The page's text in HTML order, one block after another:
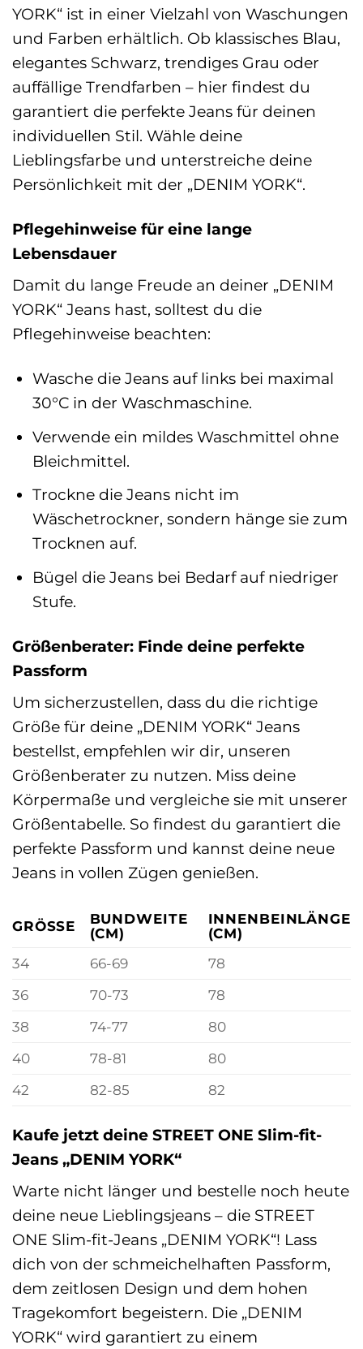
YORK“ ist in einer Vielzahl von Waschungen
und Farben erhältlich. Ob klassisches Blau,
elegantes Schwarz, trendiges Grau oder
auffällige Trendfarben – hier findest du
garantiert die perfekte Jeans für deinen
individuellen Stil. Wähle deine
Lieblingsfarbe und unterstreiche deine
Persönlichkeit mit der „DENIM YORK“.
Pflegehinweise für eine lange
Lebensdauer
Damit du lange Freude an deiner „DENIM
YORK“ Jeans hast, solltest du die
Pflegehinweise beachten:
Wasche die Jeans auf links bei maximal
30°C in der Waschmaschine.
Verwende ein mildes Waschmittel ohne
Bleichmittel.
Trockne die Jeans nicht im
Wäschetrockner, sondern hänge sie zum
Trocknen auf.
Bügel die Jeans bei Bedarf auf niedriger
Stufe.
Größenberater: Finde deine perfekte
Passform
Um sicherzustellen, dass du die richtige
Größe für deine „DENIM YORK“ Jeans
bestellst, empfehlen wir dir, unseren
Größenberater zu nutzen. Miss deine
Körpermaße und vergleiche sie mit unserer
Größentabelle. So findest du garantiert die
perfekte Passform und kannst deine neue
Jeans in vollen Zügen genießen.
GRÖSSE
BUNDWEITE
(CM)
INNENBEINLÄNGE
(CM)
34
66-69
78
36
70-73
78
38
74-77
80
40
78-81
80
42
82-85 82
Kaufe jetzt deine STREET ONE Slim-fit-
Jeans „DENIM YORK“
Warte nicht länger und bestelle noch heute
deine neue Lieblingsjeans – die STREET
ONE Slim-fit-Jeans „DENIM YORK“! Lass
dich von der schmeichelhaften Passform,
dem zeitlosen Design und dem hohen
Tragekomfort begeistern. Die „DENIM
YORK“ wird garantiert zu einem